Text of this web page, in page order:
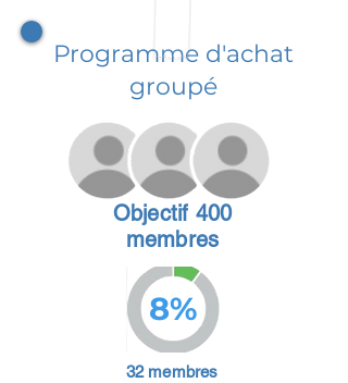
Programme d'achat
groupé
Objectif 400
membres
8%
32 membres